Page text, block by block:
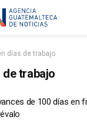
días de trabajo
de trabajo
de 100 días en